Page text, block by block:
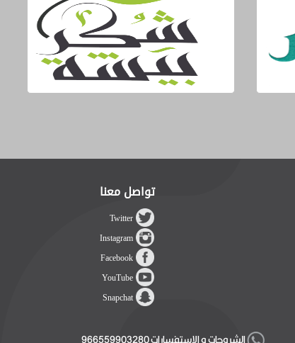
تواصل معنا
Twitter
Instagram
Facebook
YouTube
Snapchat